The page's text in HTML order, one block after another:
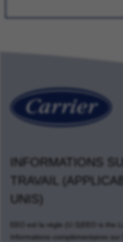
INFORMATIONS
TRAVAIL
UNIS)
EEO est la règle (U.S)
EEO is the
Informations complémentaires sur